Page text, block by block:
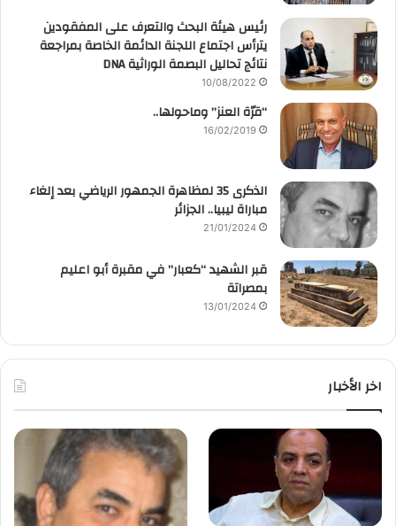
رئيس هيئة البحث والتعرف على المفقودين
يترأس اجتماع اللجنة الدائمة الخاصة بمراجعة
نتائج تحاليل البصمة الوراثية DNA
10/08/2022
“قرّة العنز” وماحولها..
16/02/2019
الذكرى 35 لمظاهرة الجمهور الرياضي بعد إلغاء
مباراة ليبيا.. الجزائر
21/01/2024
قبر الشهيد “كعبار” في مقبرة أبو اعليم
بمصراتة
13/01/2024
اخر الأخبار